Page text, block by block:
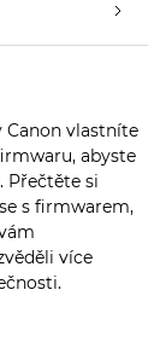
vlastníte
abyste
Přečtěte si
s firmwarem,
více